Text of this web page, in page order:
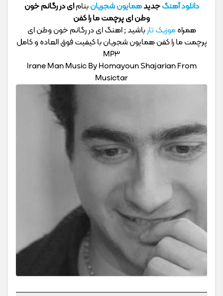
دانلود آهنگجدیدهمایون شجریانبنامای در رگانم خون
وطن ای پرچمت ما را کفن
همراهموزیک تارباشید ; اهنگ ای در رگانم خون وطن ای
پرچمت ما را کفن همایون شجریان با کیفیت فوق العاده و کامل
MP3
Irane Man Music By Homayoun Shajarian From
Musictar